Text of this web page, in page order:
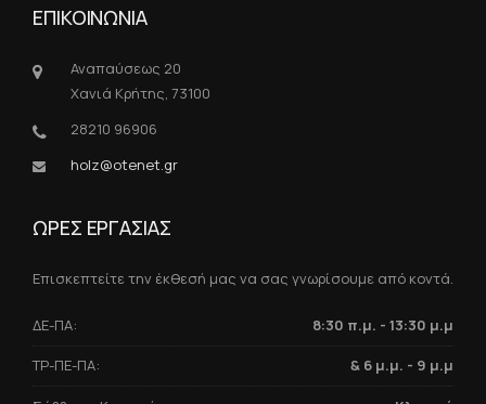
ΕΠΙΚΟΙΝΩΝΙΑ
Αναπαύσεως 20
Χανιά Κρήτης, 73100
28210 96906
holz@otenet.gr
ΩΡΕΣ ΕΡΓΑΣΙΑΣ
Επισκεπτείτε την έκθεσή μας να σας γνωρίσουμε από κοντά.
ΔΕ-ΠΑ: 8:30 π.μ. - 13:30 μ.μ
ΤΡ-ΠΕ-ΠΑ: & 6 μ.μ. - 9 μ.μ